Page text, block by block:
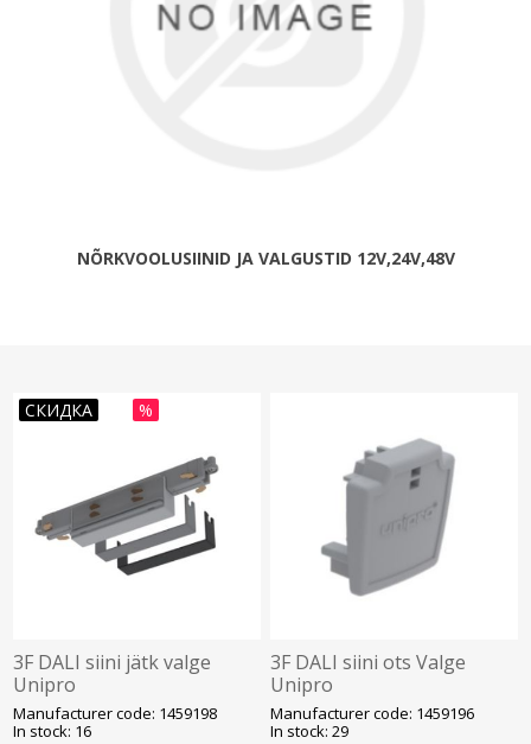
NÕRKVOOLUSIINID JA VALGUSTID 12V,24V,48V
СКИДКА %
3F DALI siini jätk valge
Unipro
Manufacturer code: 1459198
In stock: 16
3F DALI siini ots Valge
Unipro
Manufacturer code: 1459196
In stock: 29